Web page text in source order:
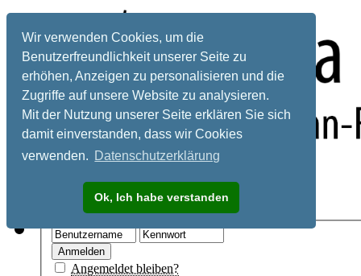
Wir verwenden Cookies, um die
Benutzerfreundlichkeit unserer Seite zu
erhöhen, Anzeigen zu personalisieren und die
Zugriffe auf unsere Website zu analysieren.
Mit der Nutzung unserer Seite erklären Sie sich
damit einverstanden, dass wir Cookies
verwenden. Datenschutzerklärung
Ok, Ich habe verstanden
Registrieren
Angemeldet bleiben?